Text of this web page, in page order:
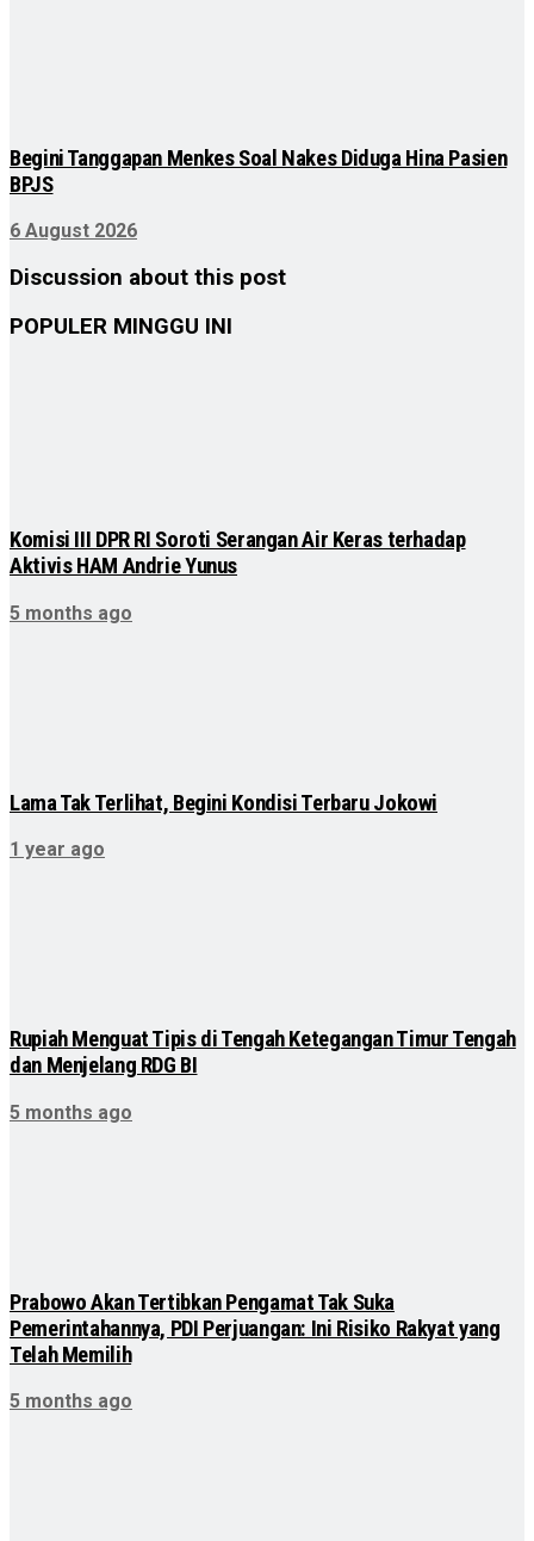
Begini Tanggapan Menkes Soal Nakes Diduga Hina Pasien
BPJS
6 August 2026
Discussion about this post
POPULER MINGGU INI
Komisi III DPR RI Soroti Serangan Air Keras terhadap
Aktivis HAM Andrie Yunus
5 months ago
Lama Tak Terlihat, Begini Kondisi Terbaru Jokowi
1 year ago
Rupiah Menguat Tipis di Tengah Ketegangan Timur Tengah
dan Menjelang RDG BI
5 months ago
Prabowo Akan Tertibkan Pengamat Tak Suka
Pemerintahannya, PDI Perjuangan: Ini Risiko Rakyat yang
Telah Memilih
5 months ago